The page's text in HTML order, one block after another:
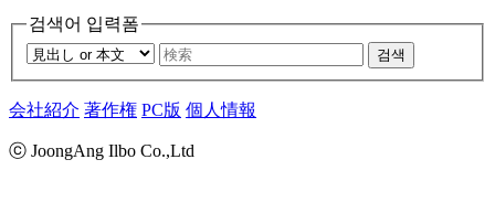
검색어 입력폼
검색
会社紹介 著作権 PC版 個人情報
ⓒ JoongAng Ilbo Co.,Ltd